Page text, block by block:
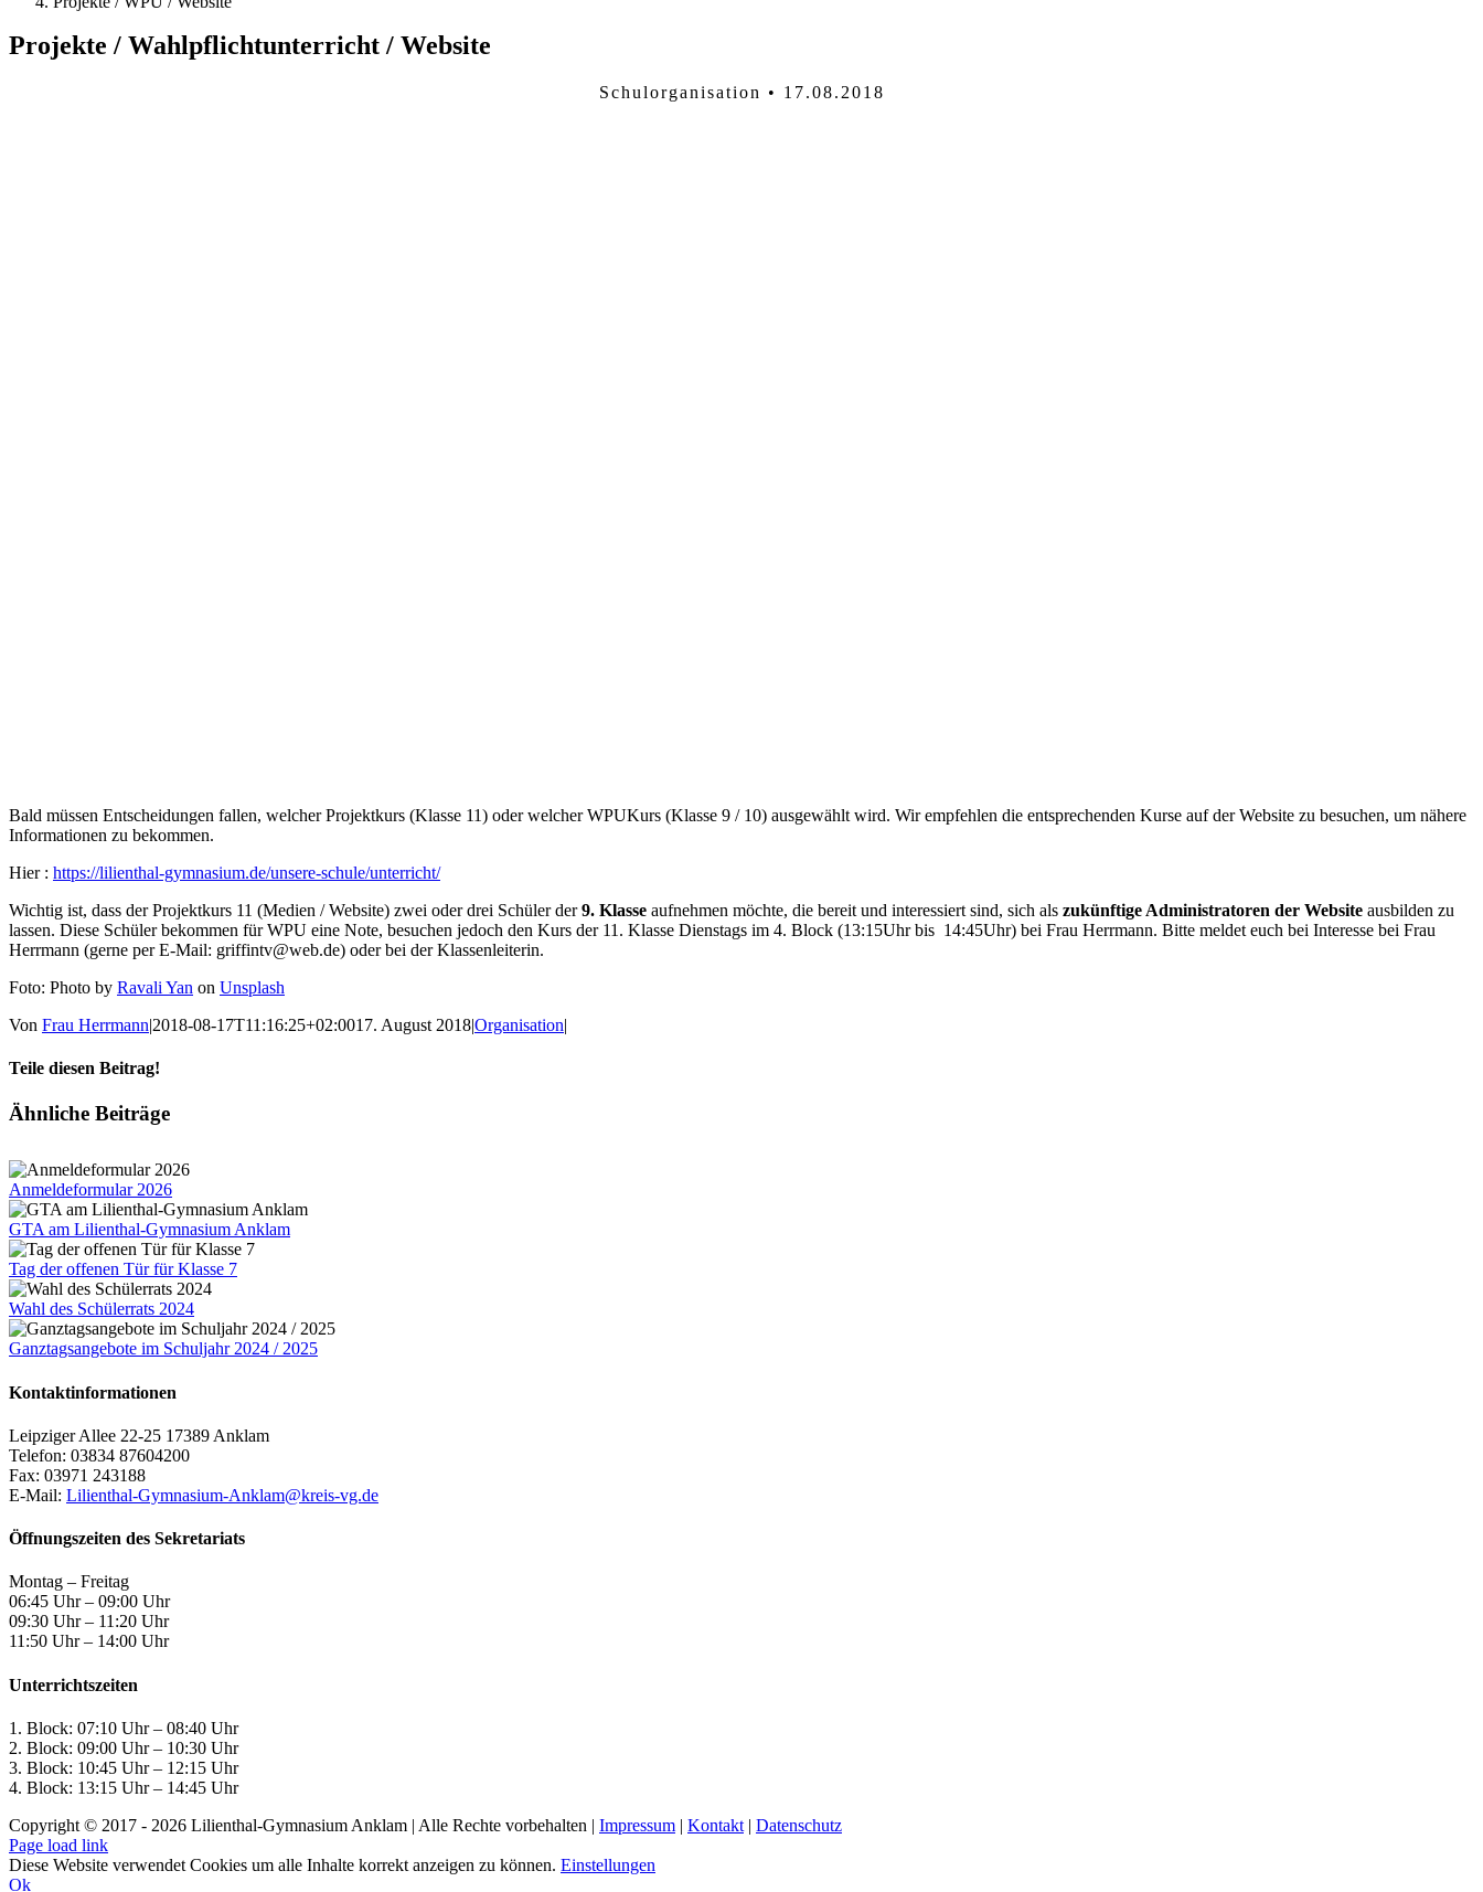
Projekte / Wahlpflichtunterricht / Website
Schulorganisation • 17.08.2018
Bald müssen Entscheidungen fallen, welcher Projektkurs (Klasse 11) oder welcher WPUKurs (Klasse 9 / 10) ausgewählt wird. Wir empfehlen die entsprechenden Kurse auf der Website zu besuchen, um nähere
Informationen zu bekommen.
Hier : https://lilienthal-gymnasium.de/unsere-schule/unterricht/
Wichtig ist, dass der Projektkurs 11 (Medien / Website) zwei oder drei Schüler der9. Klasse aufnehmen möchte, die bereit und interessiert sind, sich als zukünftige Administratoren der Website ausbilden zu
lassen. Diese Schüler bekommen für WPU eine Note, besuchen jedoch den Kurs der 11. Klasse Dienstags im 4. Block (13:15Uhr bis 14:45Uhr) bei Frau Herrmann. Bitte meldet euch bei Interesse bei Frau
Herrmann (gerne per E-Mail: griffintv@web.de) oder bei der Klassenleiterin.
Foto: Photo by Ravali Yan on Unsplash
Von Frau Herrmann|2018-08-17T11:16:25+02:0017. August 2018|Organisation|
Teile diesen Beitrag!
Facebook
X
Tumblr
Pinterest
E-
Ähnliche Beiträge
Anmeldeformular 2026
GTA am Lilienthal-Gymnasium Anklam
Tag der offenen Tür für Klasse 7
Wahl des Schülerrats 2024
Ganztagsangebote im Schuljahr 2024 / 2025
Kontaktinformationen
Leipziger Allee 22-25 17389 Anklam
Telefon: 03834 87604200
Fax: 03971 243188
E-Mail: Lilienthal-Gymnasium-Anklam@kreis-vg.de
Öffnungszeiten des Sekretariats
Montag – Freitag
06:45 Uhr – 09:00 Uhr
09:30 Uhr – 11:20 Uhr
11:50 Uhr – 14:00 Uhr
Unterrichtszeiten
1. Block: 07:10 Uhr – 08:40 Uhr
2. Block: 09:00 Uhr – 10:30 Uhr
3. Block: 10:45 Uhr – 12:15 Uhr
4. Block: 13:15 Uhr – 14:45 Uhr
Copyright © 2017 - 2026 Lilienthal-Gymnasium Anklam | Alle Rechte vorbehalten | Impressum | Kontakt | Datenschutz
Page load link
Diese Website verwendet Cookies um alle Inhalte korrekt anzeigen zu können. Einstellungen
Ok